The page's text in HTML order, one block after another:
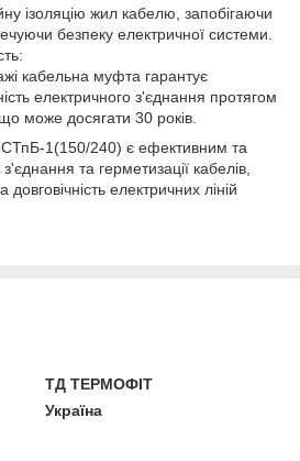
ізоляцію жил кабелю, запобігаючи
безпеку електричної системи.
кабельна муфта гарантує
електричного з'єднання протягом
може досягати 30 років.
1(150/240) є ефективним та
та герметизації кабелів,
електричних ліній
ТД ТЕРМОФІТ
Україна